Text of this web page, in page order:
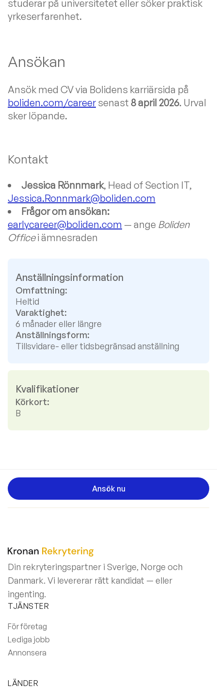
studerar på universitetet eller söker praktisk
yrkeserfarenhet.
Ansökan
Ansök med CV via Bolidens karriärsida på
boliden.com/career senast 8 april 2026. Urval
sker löpande.
Kontakt
Jessica Rönnmark, Head of Section IT,
Jessica.Ronnmark@boliden.com
Frågor om ansökan:
earlycareer@boliden.com — ange Boliden
Officei ämnesraden
Anställningsinformation
Omfattning:
Heltid
Varaktighet:
6 månader eller längre
Anställningsform:
Tillsvidare- eller tidsbegränsad anställning
Kvalifikationer
Körkort:
B
Ansök nu
Din rekryteringspartner i Sverige, Norge och
Danmark. Vi levererar rätt kandidat — eller
ingenting.
TJÄNSTER
För företag
Lediga jobb
Annonsera
LÄNDER